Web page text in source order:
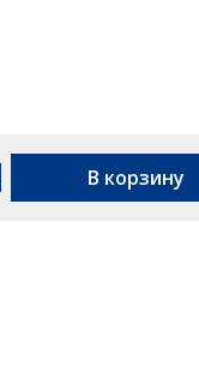
В корзину